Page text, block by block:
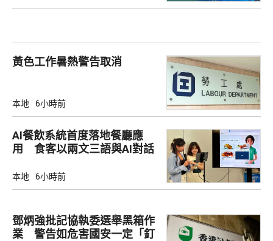
黃色工作暑熱警告取消
本地 6小時前
AI餐飲系統首度落地餐廳應
用 食客以兩文三語與AI對話
本地 6小時前
鄧炳強批記協執委選舉黑箱作
業 警告如危害國安一定「釘